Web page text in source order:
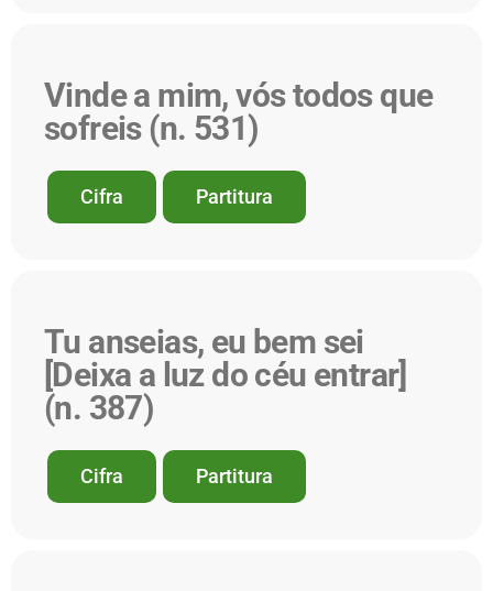
Vinde a mim, vós todos que
sofreis (n. 531)
Cifra Partitura
Tu anseias, eu bem sei
[Deixa a luz do céu entrar]
(n. 387)
Cifra Partitura